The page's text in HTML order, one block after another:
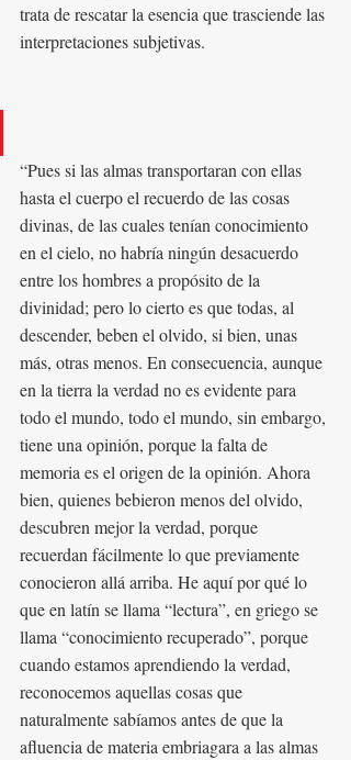
trata de rescatar la esencia que trasciende las
interpretaciones subjetivas.
“Pues si las almas transportaran con ellas
hasta el cuerpo el recuerdo de las cosas
divinas, de las cuales tenían conocimiento
en el cielo, no habría ningún desacuerdo
entre los hombres a propósito de la
divinidad; pero lo cierto es que todas, al
descender, beben el olvido, si bien, unas
más, otras menos. En consecuencia, aunque
en la tierra la verdad no es evidente para
todo el mundo, todo el mundo, sin embargo,
tiene una opinión, porque la falta de
memoria es el origen de la opinión. Ahora
bien, quienes bebieron menos del olvido,
descubren mejor la verdad, porque
recuerdan fácilmente lo que previamente
conocieron allá arriba. He aquí por qué lo
que en latín se llama “lectura”, en griego se
llama “conocimiento recuperado”, porque
cuando estamos aprendiendo la verdad,
reconocemos aquellas cosas que
naturalmente sabíamos antes de que la
afluencia de materia embriagara a las almas